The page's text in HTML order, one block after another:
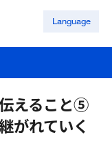
Language
えること⑤
がれていく